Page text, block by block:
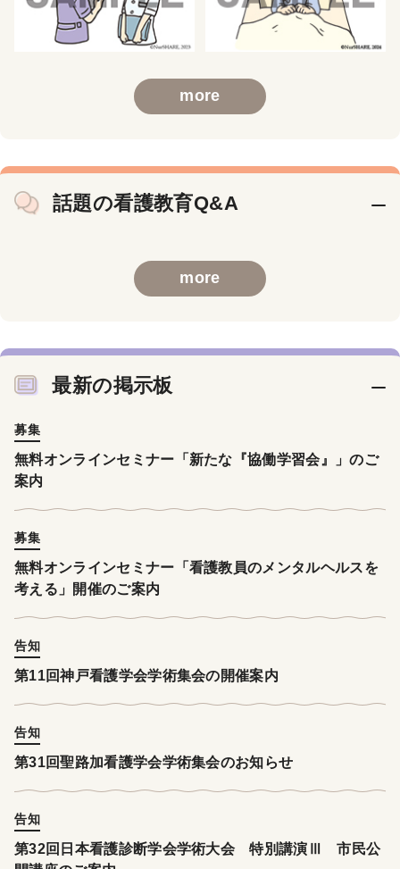
more
話題の看護教育Q&A
more
最新の掲示板
募集
無料オンラインセミナー「新たな『協働学習会』」のご
案内
募集
無料オンラインセミナー「看護教員のメンタルヘルスを
考える」開催のご案内
告知
第11回神戸看護学会学術集会の開催案内
告知
第31回聖路加看護学会学術集会のお知らせ
告知
第32回日本看護診断学会学術大会 特別講演Ⅲ 市民公